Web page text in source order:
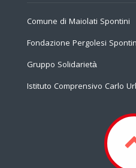
Comune di Maiolati Spontini
Fondazione Pergolesi
Gruppo Solidarietà
Istituto Comprensivo Carlo